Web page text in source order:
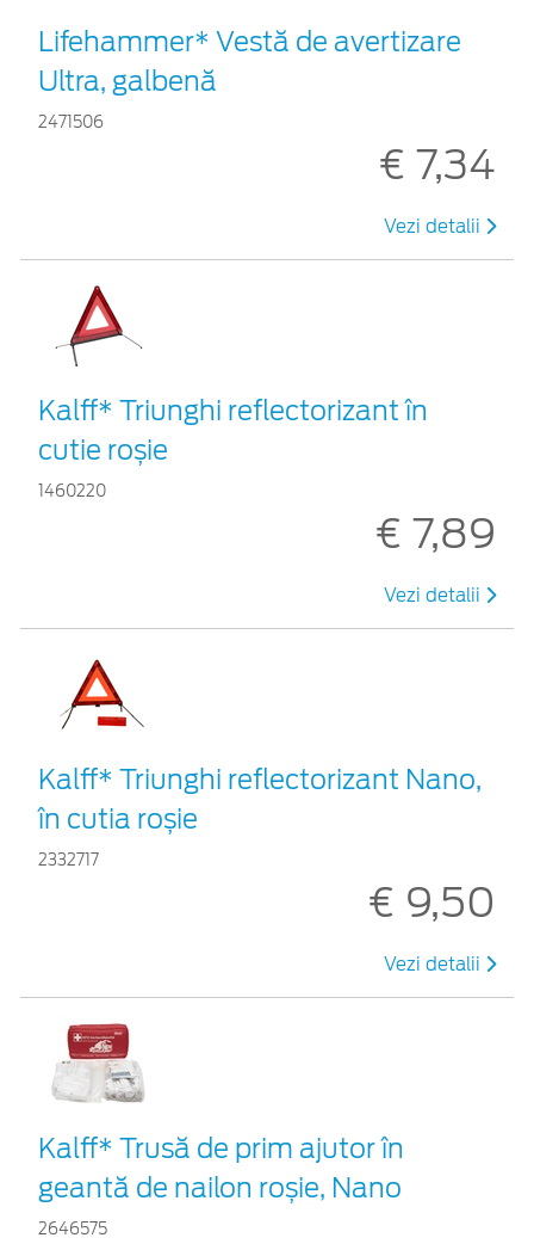
Lifehammer* Vestă de avertizare
Ultra, galbenă
2471506
€ 7,34
Vezi detalii
Kalff* Triunghi reflectorizant în
cutie roșie
1460220
€ 7,89
Vezi detalii
Kalff* Triunghi reflectorizant Nano,
în cutia roșie
2332717
€ 9,50
Vezi detalii
Kalff* Trusă de prim ajutor în
geantă de nailon roșie, Nano
2646575